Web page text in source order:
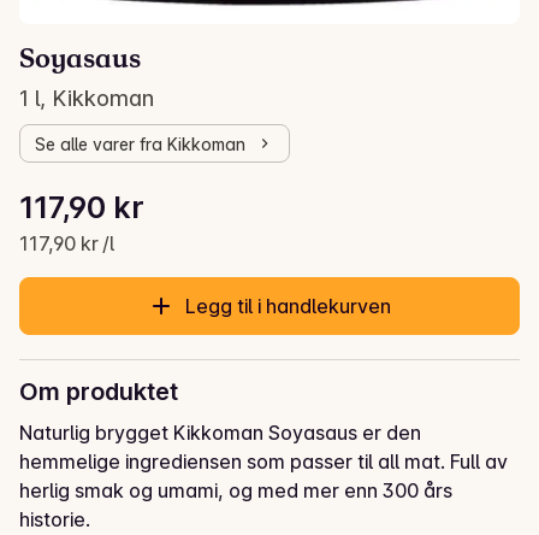
Soyasaus
1 l, Kikkoman
Se alle varer fra Kikkoman
Gjeldende pris er: 117,90 kr
117,90 kr
117,90 kr /l
Stykkpris: 117,90 kr /l
Legg til i handlekurven
Om produktet
Naturlig brygget Kikkoman Soyasaus er den
hemmelige ingrediensen som passer til all mat. Full av
herlig smak og umami, og med mer enn 300 års
historie.